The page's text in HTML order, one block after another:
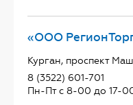
«ООО
Курган, проспект
8 (3522) 601-701
Пн-Пт с 8-00 до 17-